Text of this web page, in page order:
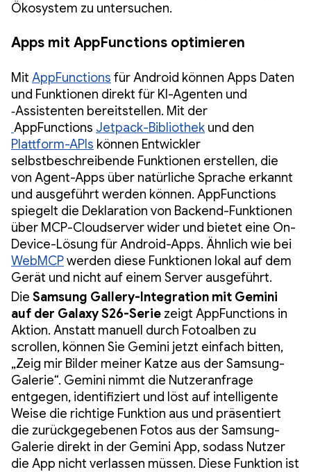
Ökosystem zu untersuchen.
Apps mit AppFunctions optimieren
Mit AppFunctions für Android können Apps Daten
und Funktionen direkt für KI-Agenten und
‑Assistenten bereitstellen. Mit der
AppFunctions Jetpack-Bibliothek und den
Plattform-APIs können Entwickler
selbstbeschreibende Funktionen erstellen, die
von Agent-Apps über natürliche Sprache erkannt
und ausgeführt werden können. AppFunctions
spiegelt die Deklaration von Backend-Funktionen
über MCP-Cloudserver wider und bietet eine On-
Device-Lösung für Android-Apps. Ähnlich wie bei
WebMCPwerden diese Funktionen lokal auf dem
Gerät und nicht auf einem Server ausgeführt.
Die Samsung Gallery-Integration mit Gemini
auf der Galaxy S26-Serie zeigt AppFunctions in
Aktion. Anstatt manuell durch Fotoalben zu
scrollen, können Sie Gemini jetzt einfach bitten,
„Zeig mir Bilder meiner Katze aus der Samsung-
Galerie“. Gemini nimmt die Nutzeranfrage
entgegen, identifiziert und löst auf intelligente
Weise die richtige Funktion aus und präsentiert
die zurückgegebenen Fotos aus der Samsung-
Galerie direkt in der Gemini App, sodass Nutzer
die App nicht verlassen müssen. Diese Funktion ist